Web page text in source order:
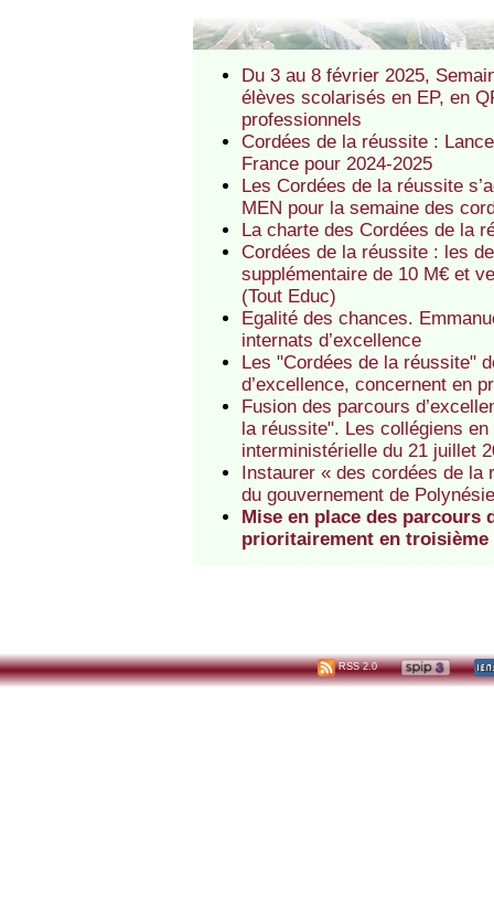
Du 3 au 8 février 2025,
élèves scolarisés en EP, en
professionnels
Cordées de la réussite :
France pour 2024-2025
Les Cordées de la réussite
MEN pour la semaine des
La charte des Cordées de la
Cordées de la réussite : les
supplémentaire de 10 M€ et
(Tout Educ)
Egalité des chances.
internats d’excellence
Les "Cordées de la réussite"
d’excellence, concernent en
Fusion des parcours
la réussite". Les collégiens
interministérielle du 21 juillet
Instaurer « des cordées de
du gouvernement de
Mise en place des parcours
prioritairement en troisième
RSS 2.0